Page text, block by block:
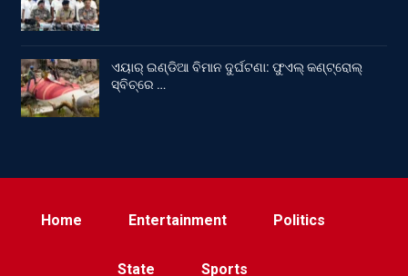
ଏୟାର୍ ଇଣ୍ଡିଆ ବିମାନ ଦୁର୍ଘଟଣା: ଫୁଏଲ୍‌ କଣ୍ଟ୍ରୋଲ୍‌
ସ୍ବିଚ୍‌ରେ …
Home Entertainment Politics
State Sports